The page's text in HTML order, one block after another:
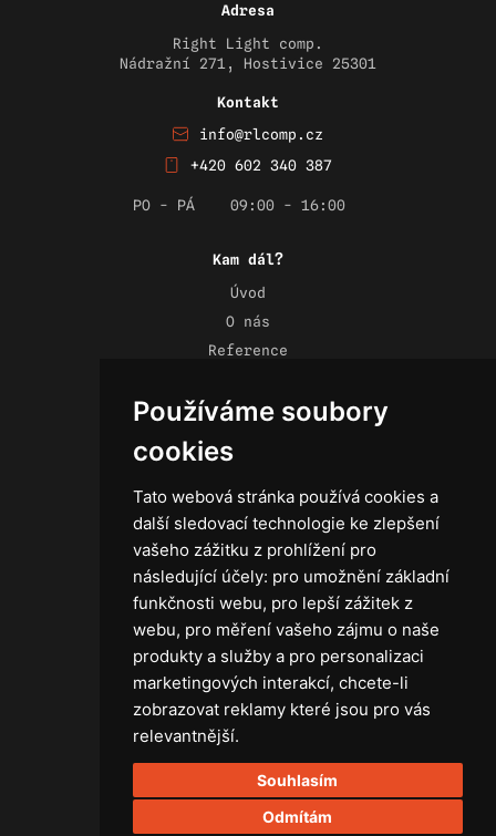
Používáme soubory
cookies
Tato webová stránka používá cookies a
další sledovací technologie ke zlepšení
vašeho zážitku z prohlížení pro
následující účely: pro umožnění základní
funkčnosti webu, pro lepší zážitek z
webu, pro měření vašeho zájmu o naše
produkty a služby a pro personalizaci
marketingových interakcí, chcete-li
zobrazovat reklamy které jsou pro vás
relevantnější.
Souhlasím
Odmítám
Adresa
Right Light comp.
Nádražní 271, Hostivice 25301
Kontakt
info@rlcomp.cz
+420 602 340 387
PO - PÁ 09:00 - 16:00
Kam dál?
Úvod
O nás
Reference
Kontakt
Obchodní podmínky
Zásady ochrany osobních údajů
Technika
Světla
Příslušenství ke světlům
Osvětlovací technika GRIP
Baterie
Stativy
Ostatní
Rozvaděče a kabely